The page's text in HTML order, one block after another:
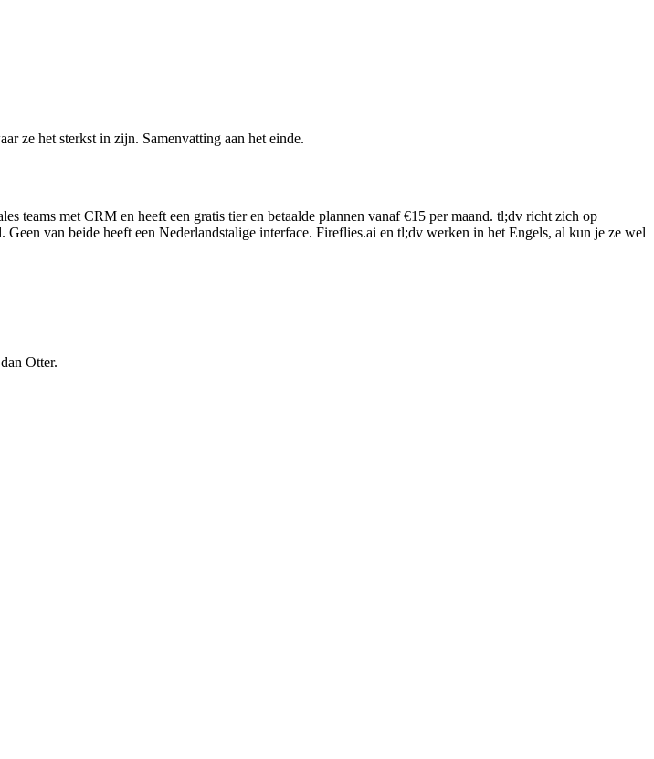
ze het sterkst in zijn. Samenvatting aan het einde.
teams met CRM en heeft een gratis tier en betaalde plannen vanaf €15 per maand. tl;dv richt zich op
van beide heeft een Nederlandstalige interface. Fireflies.ai en tl;dv werken in het Engels, al kun je ze wel
Otter.